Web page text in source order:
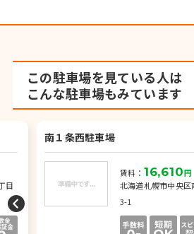
この駐車場を見ている人は
こんな駐車場もみています
目
南１条西駐車場
賃料： 16,610円
北海道札幌市中央
3-1